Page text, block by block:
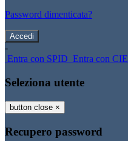
Password dimenticata?
-
Entra con SPID Entra con CIE
Seleziona utente
button close ×
Recupero password